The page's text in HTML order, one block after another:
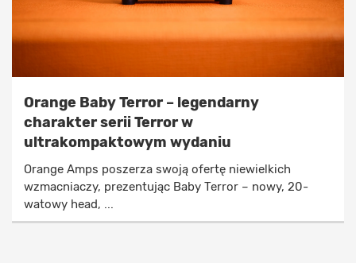
Orange Baby Terror – legendarny
charakter serii Terror w
ultrakompaktowym wydaniu
Orange Amps poszerza swoją ofertę niewielkich
wzmacniaczy, prezentując Baby Terror – nowy, 20-
watowy head, ...